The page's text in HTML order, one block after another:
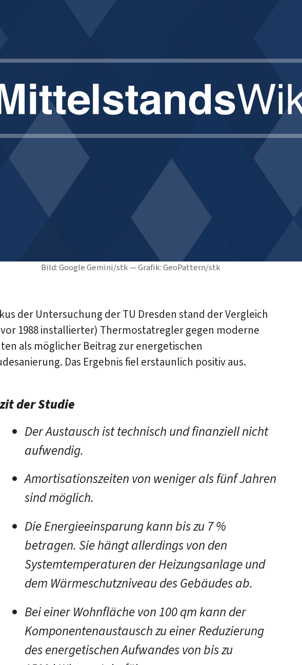
Bild: Google Gemini/stk — Grafik: GeoPattern/stk
der Untersuchung der TU Dresden stand der Vergleich
1988 installierter) Thermostatregler gegen moderne
als möglicher Beitrag zur energetischen
Das Ergebnis fiel erstaunlich positiv aus.
der Studie
Der Austausch ist technisch und finanziell nicht
aufwendig.
Amortisationszeiten von weniger als fünf Jahren
sind möglich.
Die Energieeinsparung kann bis zu 7 %
betragen. Sie hängt allerdings von den
Systemtemperaturen der Heizungsanlage und
dem Wärmeschutzniveau des Gebäudes ab.
Bei einer Wohnfläche von 100 qm kann der
Komponentenaustausch zu einer Reduzierung
des energetischen Aufwandes von bis zu